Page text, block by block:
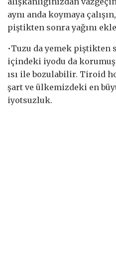
aynı anda koymaya
piştikten sonra yağını
•Tuzu da yemek piştikten
içindeki iyodu da
ısı ile bozulabilir. Tiroid
şart ve ülkemizdeki en
iyotsuzluk.